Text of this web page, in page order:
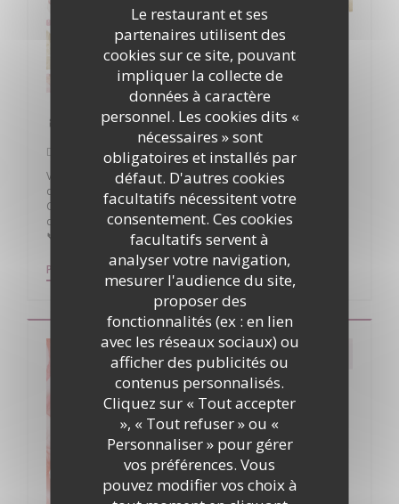
Le restaurant et ses
partenaires utilisent des
cookies sur ce site, pouvant
impliquer la collecte de
données à caractère
personnel. Les cookies dits «
nécessaires » sont
obligatoires et installés par
défaut. D'autres cookies
facultatifs nécessitent votre
consentement. Ces cookies
facultatifs servent à
analyser votre navigation,
mesurer l'audience du site,
proposer des
fonctionnalités (ex : en lien
avec les réseaux sociaux) ou
afficher des publicités ou
contenus personnalisés.
Cliquez sur « Tout accepter
», « Tout refuser » ou «
Personnaliser » pour gérer
vos préférences. Vous
pouvez modifier vos choix à
Du 05/04/2026 au 06/04/2026 de 12h00 à 16h00
🐣 Pâques à La Table du Donjon 🐣
Venez partager un beau moment de gourmandise autour
d’un menu imaginé spécialement pour l’occasion.
Célébrez Pâques dans une ambiance chaleureuse, au cœur
du joli village d’Oingt.
📞 Pensez à réserver.
PLUS D'INFORMATIONS((OUVRE UNE NOUVELLE FENÊTRE))